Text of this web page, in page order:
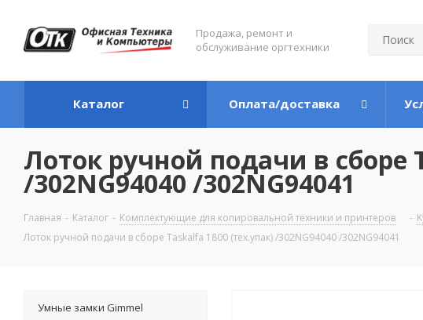
Продажа, ремонт и
обслуживание оргтехники
Каталог Оплата/доставка
Лоток ручной подачи в сборе
/302NG94040 /302NG94041
Главная - Каталог - Комплектующие для копировальной техники и принтеров -
Лоток ручной подачи в сборе Taskalfa 1800 (тех.упак) /302NG94040 /302NG94041
Умные замки Gimmel